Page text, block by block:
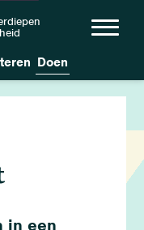
Doen
in een